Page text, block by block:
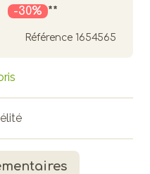
-30% **
Référence 1654565